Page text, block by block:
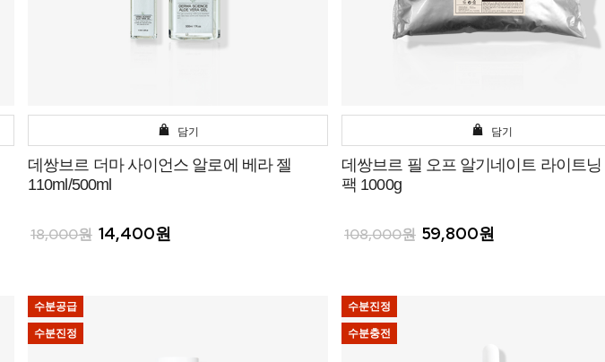
담기
데쌍브르 더마 사이언스 알로에 베라 젤
110ml/500ml
18,000원 14,400원
담기
데쌍브르 필 오프 알기네이트 라이트닝
팩 1000g
108,000원 59,800원
수분공급
수분진정
수분진정
수분충전